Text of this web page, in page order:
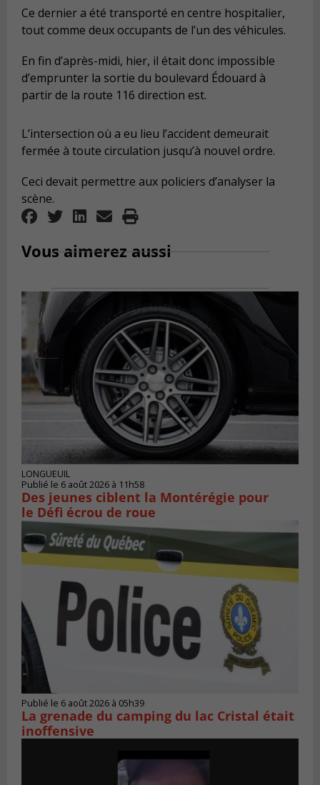
Ce dernier a été transporté en centre hospitalier,
tout comme deux occupants de l’un des véhicules.
En fin d’après-midi, hier, il était donc impossible
d’emprunter la sortie du boulevard Édouard à
partir de la route 116 direction est.
L’intersection où a eu lieu l’accident demeurait
fermée à toute circulation jusqu’à nouvel ordre.
Ceci devait permettre aux policiers d’analyser la
scène.
Vous aimerez aussi
LONGUEUIL
Publié le 6 août 2026 à 11h58
Des jeunes ciblent la Montérégie pour
le Défi écrou de roue
Publié le 6 août 2026 à 05h39
La grenade du camping du lac Cristal était
inoffensive